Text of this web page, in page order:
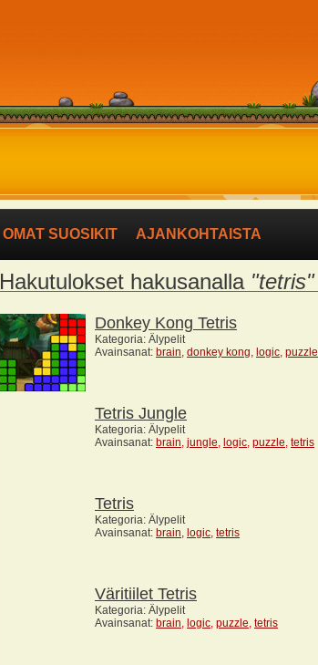
OMAT SUOSIKIT AJANKOHTAISTA
Hakutulokset hakusanalla "tetris"
Donkey Kong Tetris
Kategoria: Älypelit
Avainsanat: brain, donkey kong, logic, puzzle
Tetris Jungle
Kategoria: Älypelit
Avainsanat: brain, jungle, logic, puzzle, tetris
Tetris
Kategoria: Älypelit
Avainsanat: brain, logic, tetris
Väritiilet Tetris
Kategoria: Älypelit
Avainsanat: brain, logic, puzzle, tetris